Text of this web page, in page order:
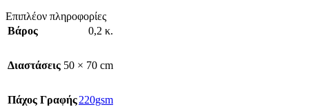
Επιπλέον πληροφορίες
Βάρος
0,2 κ.
Διαστάσεις 50 × 70 cm
Πάχος Γραφής220gsm